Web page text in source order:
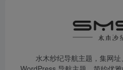
水木纱纪导航主题，集网